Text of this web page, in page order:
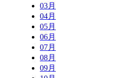
03月
04月
05月
06月
07月
08月
09月